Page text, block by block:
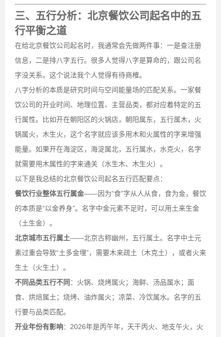
三、五行分析：北京餐饮公司起名中的五
行平衡之道
在给北京餐饮公司起名时，我通常会先做两件事：一是查注册
信息，二是排八字五行。很多人觉得八字是算命的，跟公司名
字没关系。这个说法我个人觉得有待商榷。
八字分析的本质是研究时间与空间能量场的匹配关系。一家餐
饮公司的开业时间、地理位置、主营品类，都对应着特定的五
行属性。比如开在朝阳区的火锅店，朝阳属东，五行属木，火
锅属火，木生火，这个名字就应该多用木和火属性的字来增强
能量。如果开在海淀区，海淀属北，五行属水，水克火，名字
就需要用木属性的字来通关（水生木、木生火）。
以下是我总结的北京餐饮公司起名五行匹配要点：
餐饮行业整体五行属金——因为“食”字从人从食，食为金，餐饮
的本质是“以金养身”。名字中金元素不足时，可以用土来生金
（土生金）。
北京城市五行属土——北京古称幽州，五行属土。名字中土元
素过重会导致“土多金埋”，需要木来疏土（木克土），或者火来
生土（火生土）。
不同品类五行不同 ：火锅、烧烤属火；海鲜、汤品属水；面
食、烘焙属土；烧烤、油炸属火；凉菜、冷饮属水。名字的五
行要与品类匹配。
开业年份有影响：2026年是丙午年，天干丙火、地支午火，火